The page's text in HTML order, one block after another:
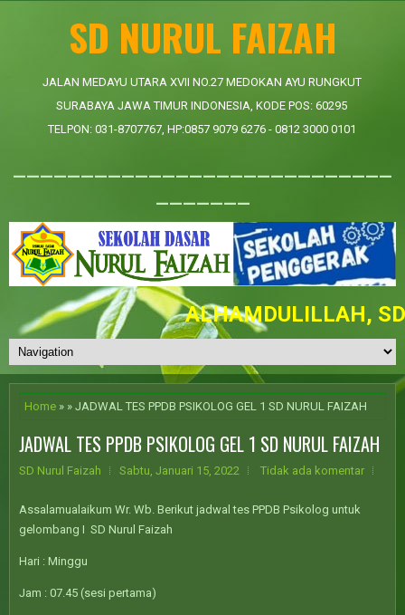
SD NURUL FAIZAH
JALAN MEDAYU UTARA XVII NO.27 MEDOKAN AYU RUNGKUT
SURABAYA JAWA TIMUR INDONESIA, KODE POS: 60295
TELPON: 031-8707767, HP:0857 9079 6276 - 0812 3000 0101
____________________________
_______
ALHAMDULILLAH, SD
Home » » JADWAL TES PPDB PSIKOLOG GEL 1 SD NURUL FAIZAH
JADWAL TES PPDB PSIKOLOG GEL 1 SD NURUL FAIZAH
SD Nurul Faizah Sabtu, Januari 15, 2022 Tidak ada komentar
Assalamualaikum Wr. Wb. Berikut jadwal tes PPDB Psikolog untuk
gelombang I SD Nurul Faizah
Hari : Minggu
Jam : 07.45 (sesi pertama)